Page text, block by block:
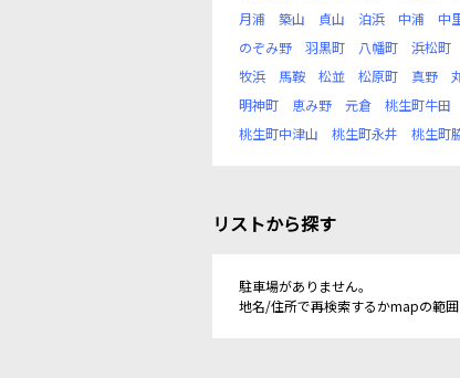
月浦
築山 貞山 泊浜 中浦 中
のぞみ野
羽黒町 八幡町 浜松町
牧浜
馬鞍 松並 松原町 真野
明神町
恵み野 元倉 桃生町牛田
桃生町中津山
桃生町永井 桃生町
リストから探す
駐車場がありません。
地名/住所で再検索するかmapの範囲